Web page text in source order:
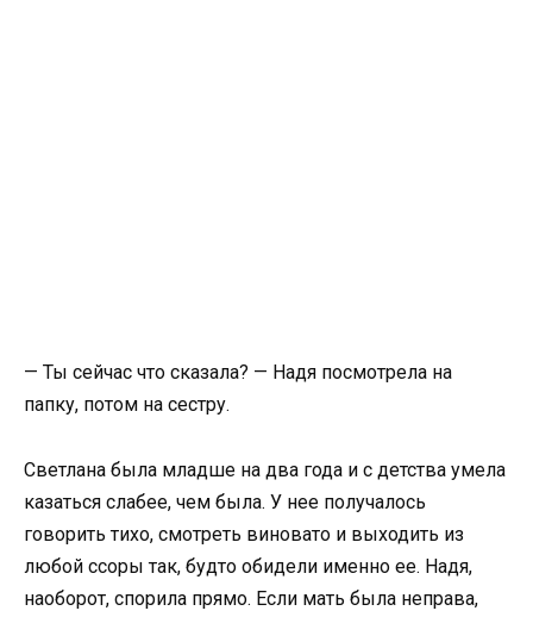
— Ты сейчас что сказала? — Надя посмотрела на
папку, потом на сестру.
Светлана была младше на два года и с детства умела
казаться слабее, чем была. У нее получалось
говорить тихо, смотреть виновато и выходить из
любой ссоры так, будто обидели именно ее. Надя,
наоборот, спорила прямо. Если мать была неправа,